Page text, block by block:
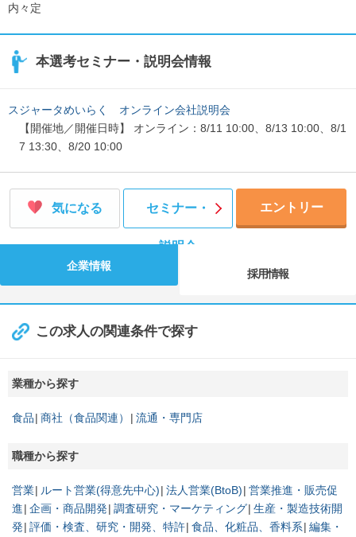
内々定
本選考セミナー・説明会情報
スジャータめいらく オンライン会社説明会
【開催地／開催日時】 オンライン：8/11 10:00、8/13 10:00、8/1
7 13:30、8/20 10:00
気になる セミナー・
説明会
エントリー
企業情報
採用情報
この求人の関連条件で探す
業種から探す
食品 商社（食品関連） 流通・専門店
職種から探す
営業 ルート営業(得意先中心) 法人営業(BtoB) 営業推進・販売促
進 企画・商品開発 調査研究・マーケティング 生産・製造技術開
発 評価・検査、研究・開発、特許 食品、化粧品、香料系 編集・